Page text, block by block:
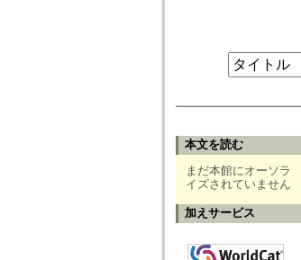
本文を読む
まだ本館にオーソラ
イズされていません
加えサービス